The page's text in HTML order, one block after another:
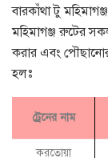
বারকাঁথা টু
মহিমাগঞ্জ রুটের
করার এবং
হলঃ
ট্রেনের নাম
করতোয়া